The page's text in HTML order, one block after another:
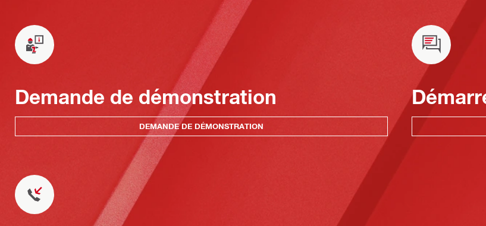
Demande de démonstration
DEMANDE DE DÉMONSTRATION